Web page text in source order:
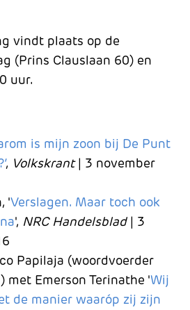
vindt plaats op de
(Prins Clauslaan 60) en
uur.
is mijn zoon bij De Punt
, Volkskrant| 3 november
'Verslagen. Maar toch ook
', NRC Handelsblad| 3
Papilaja (woordvoerder
met Emerson Terinathe 'Wij
de manier waaróp zij zijn